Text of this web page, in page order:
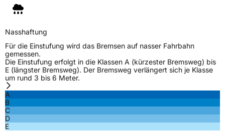
Nasshaftung
Für die Einstufung wird das Bremsen auf nasser Fahrbahn
gemessen.
Die Einstufung erfolgt in die Klassen A (kürzester Bremsweg) bis
E (längster Bremsweg). Der Bremsweg verlängert sich je Klasse
um rund 3 bis 6 Meter.
A
B
C
D
E